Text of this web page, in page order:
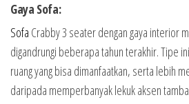
Gaya Sofa:
Sofa Crabby 3 seater dengan gaya interior
digandrungi beberapa tahun terakhir. Tipe
ruang yang bisa dimanfaatkan, serta lebih
daripada memperbanyak lekuk aksen